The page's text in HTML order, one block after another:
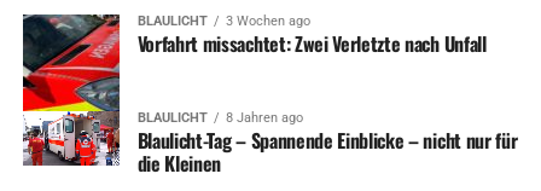
BLAULICHT 3 Wochen ago
Vorfahrt missachtet: Zwei Verletzte nach Unfall
BLAULICHT 8 Jahren ago
Blaulicht-Tag – Spannende Einblicke – nicht nur für
die Kleinen